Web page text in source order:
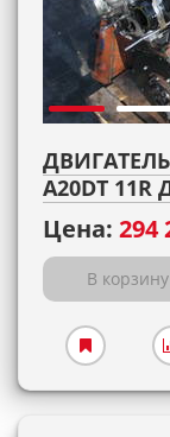
ДВИГАТЕЛЬ
A20DT
Цена: 294
В корзину